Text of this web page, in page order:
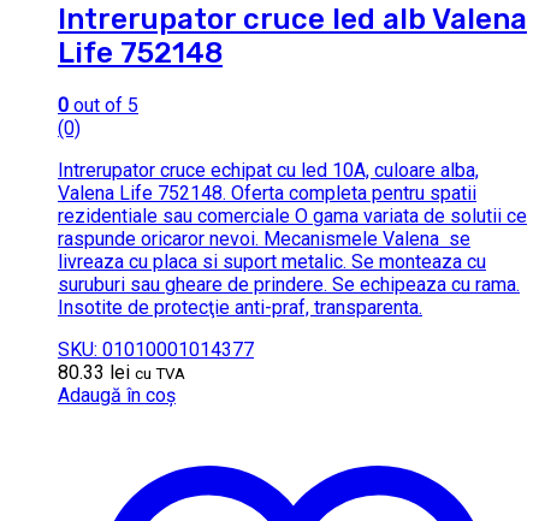
Intrerupator cruce led alb Valena
Life 752148
0 out of 5
(0)
Intrerupator cruce echipat cu led 10A, culoare alba,
Valena Life 752148. Oferta completa pentru spatii
rezidentiale sau comerciale O gama variata de solutii ce
raspunde oricaror nevoi. Mecanismele Valena se
livreaza cu placa si suport metalic. Se monteaza cu
suruburi sau gheare de prindere. Se echipeaza cu rama.
Insotite de protecţie anti-praf, transparenta.
SKU: 01010001014377
80.33 lei cu TVA
Adaugă în coș